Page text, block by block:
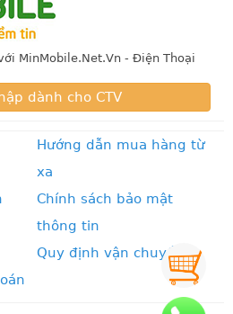
MinMobile.Net.Vn - Điện Thoại
dành cho CTV
Hướng dẫn mua hàng từ
xa
Chính sách bảo mật
thông tin
Quy định vận chuyển